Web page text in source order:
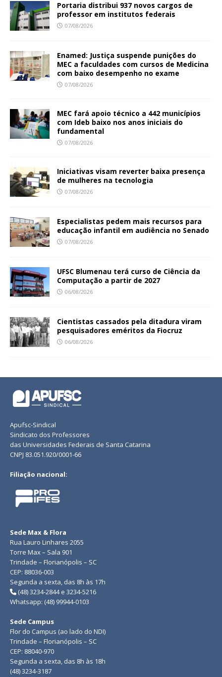
Portaria distribui 937 novos cargos de
professor em institutos federais
07/08/2026
Enamed: Justiça suspende punições do
MEC a faculdades com cursos de Medicina
com baixo desempenho no exame
07/08/2026
MEC fará apoio técnico a 442 municípios
com Ideb baixo nos anos iniciais do
fundamental
07/08/2026
Iniciativas visam reverter baixa presença
de mulheres na tecnologia
07/08/2026
Especialistas pedem mais recursos para
educação infantil em audiência no Senado
07/08/2026
UFSC Blumenau terá curso de Ciência da
Computação a partir de 2027
06/08/2026
Cientistas cassados pela ditadura viram
pesquisadores eméritos da Fiocruz
06/08/2026
Apufsc-Sindical
Sindicato dos Professores
das Universidades Federais de Santa Catarina
CNPJ 83.051.920/0001-66
Filiação nacional:
Sede Max & Flora
Rua Lauro Linhares 2055
Torre Max – Sala 901
Trindade – Florianópolis – SC
CEP: 88036-003
Segunda a sexta, das 8h às 17h
(48) 3234-2844 e 3234-5216
Whatsapp: (48) 99944-0103
Sede Campus
Flor do Campus (ao lado do NDI)
Trindade – Florianópolis – SC
CEP: 88040-970
Segunda a sexta, das 8h às 18h
(48) 3234-3187